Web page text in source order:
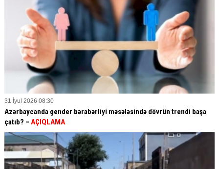
31 İyul 2026 08:30
Azərbaycanda gender bərabərliyi məsələsində dövrün trendi başa
çatıb? – AÇIQLAMA